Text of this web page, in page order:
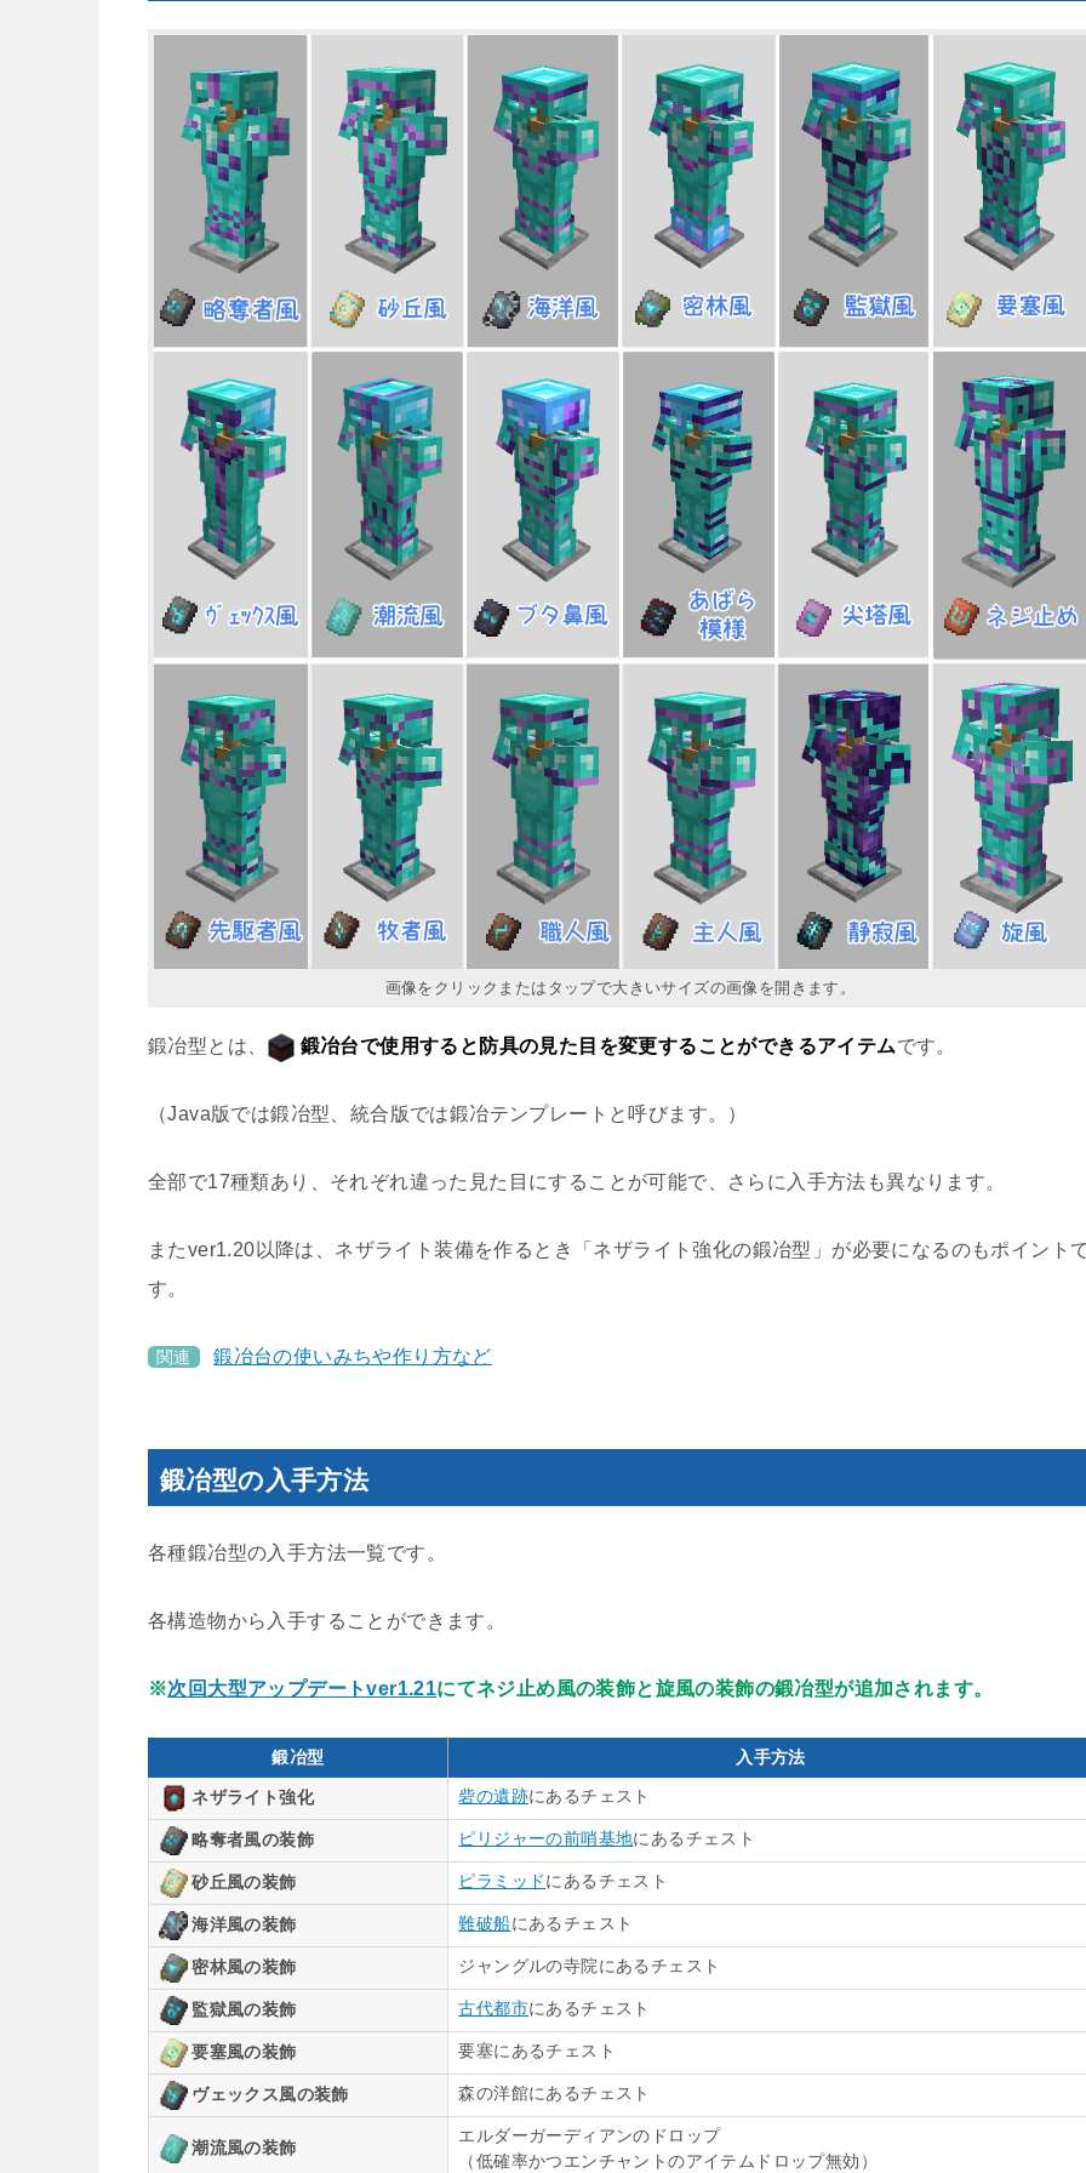
画像をクリックまたはタップで大きいサイズの画像を開きます。
鍛冶型とは、 鍛冶台で使用すると防具の見た目を変更することができるアイテムです。
（Java版では鍛冶型、統合版では鍛冶テンプレートと呼びます。）
全部で17種類あり、それぞれ違った見た目にすることが可能で、さらに入手方法も異なります。
またver1.20以降は、ネザライト装備を作るとき「ネザライト強化の鍛冶型」が必要になるのもポイント
す。
関連 鍛冶台の使いみちや作り方など
鍛冶型の入手方法
各種鍛冶型の入手方法一覧です。
各構造物から入手することができます。
※次回大型アップデートver1.21にてネジ止め風の装飾と旋風の装飾の鍛冶型が追加されます。
鍛冶型 入手方法
ネザライト強化 砦の遺跡にあるチェスト
略奪者風の装飾 ピリジャーの前哨基地にあるチェスト
砂丘風の装飾 ピラミッドにあるチェスト
海洋風の装飾 難破船にあるチェスト
密林風の装飾 ジャングルの寺院にあるチェスト
監獄風の装飾 古代都市にあるチェスト
要塞風の装飾 要塞にあるチェスト
ヴェックス風の装飾 森の洋館にあるチェスト
潮流風の装飾
エルダーガーディアンのドロップ
（低確率かつエンチャントのアイテムドロップ無効）